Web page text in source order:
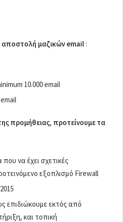
αποστολή μαζικών email :
10.000 email
προμήθειας, προτείνουμε τα
να έχει σχετικές
εξοπλισμό Firewall
επιδιώκουμε εκτός από
και τοπική